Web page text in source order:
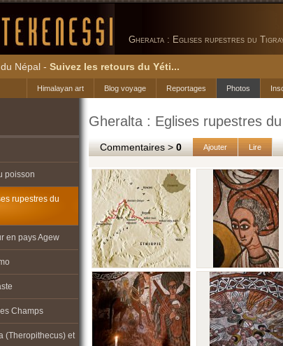
Gheralta : Eglises rupestres du
Népal - Suivez les retours du Yéti...
Photos
Reportages
Blog voyage
Himalayan art
poisson
rupestres du
en pays Agew
Champs
(Theropithecus) et
Gheralta : Eglises rupestres
Commentaires >0 Ajouter Lire